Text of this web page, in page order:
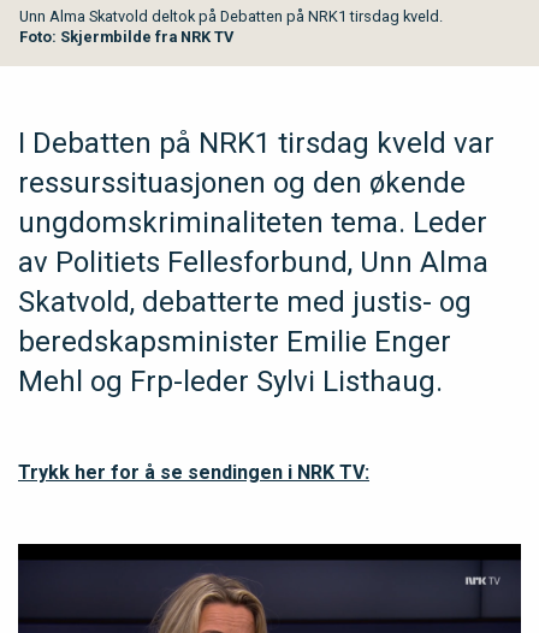
Unn Alma Skatvold deltok på Debatten på NRK1 tirsdag kveld.
Foto: Skjermbilde fra NRK TV
I Debatten på NRK1 tirsdag kveld var
ressurssituasjonen og den økende
ungdomskriminaliteten tema. Leder
av Politiets Fellesforbund, Unn Alma
Skatvold, debatterte med justis- og
beredskapsminister Emilie Enger
Mehl og Frp-leder Sylvi Listhaug.
Trykk her for å se sendingen i NRK TV: